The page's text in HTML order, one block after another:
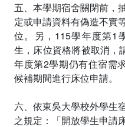
五、本學期宿舍關閉前，
定或申請資料有偽造不實
位。另，115學年度第1
生，床位資格將被取消，
年度第2學期仍有住宿需
候補期間進行床位申請。
六、依東吳大學校外學生
之規定：「開放學生申請